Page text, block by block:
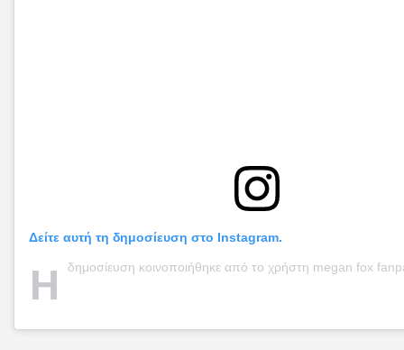
Δείτε αυτή τη δημοσίευση στο Instagram.
Η δημοσίευση κοινοποιήθηκε από το χρήστη megan fox fanpage ♡